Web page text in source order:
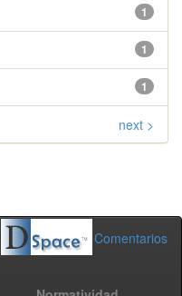
1
1
1
next >
Comentarios